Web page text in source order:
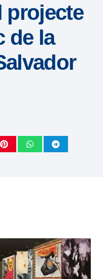
projecte
de la